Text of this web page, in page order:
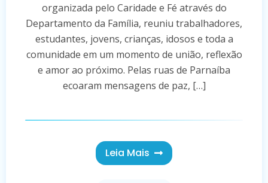
organizada pelo Caridade e Fé através do
Departamento da Família, reuniu trabalhadores,
estudantes, jovens, crianças, idosos e toda a
comunidade em um momento de união, reflexão
e amor ao próximo. Pelas ruas de Parnaíba
ecoaram mensagens de paz, […]
Leia Mais